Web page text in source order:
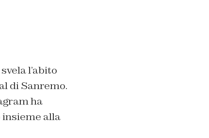
l’abito
di Sanremo.
ha
alla